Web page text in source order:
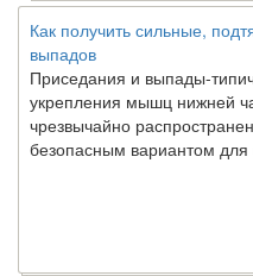
Как получить сильные,
выпадов
Приседания и выпады-
укрепления мышц нижней
чрезвычайно
безопасным вариантом